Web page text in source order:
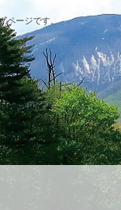
ページです。